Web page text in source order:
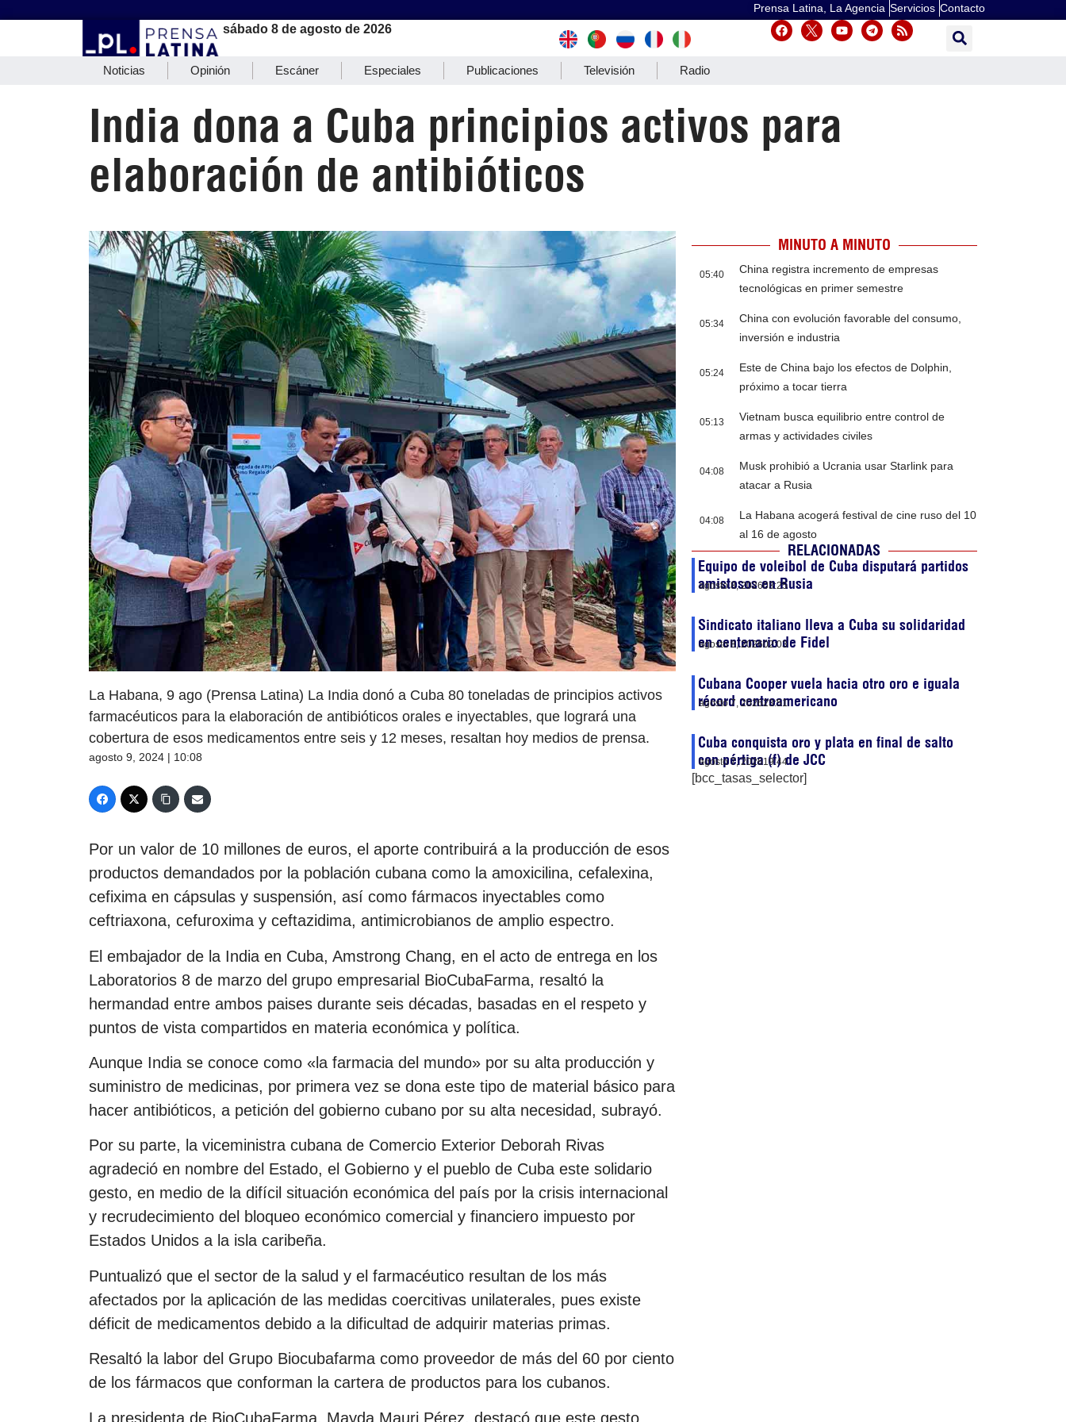
Prensa Latina, La Agencia Servicios Contacto
sábado 8 de agosto de 2026
Noticias Opinión Escáner Especiales Publicaciones Televisión Radio
India dona a Cuba principios activos para
elaboración de antibióticos
La Habana, 9 ago (Prensa Latina) La India donó a Cuba 80 toneladas de principios activos
farmacéuticos para la elaboración de antibióticos orales e inyectables, que logrará una
cobertura de esos medicamentos entre seis y 12 meses, resaltan hoy medios de prensa.
agosto 9, 2024 | 10:08
Por un valor de 10 millones de euros, el aporte contribuirá a la producción de esos
productos demandados por la población cubana como la amoxicilina, cefalexina,
cefixima en cápsulas y suspensión, así como fármacos inyectables como
ceftriaxona, cefuroxima y ceftazidima, antimicrobianos de amplio espectro.
El embajador de la India en Cuba, Amstrong Chang, en el acto de entrega en los
Laboratorios 8 de marzo del grupo empresarial BioCubaFarma, resaltó la
hermandad entre ambos paises durante seis décadas, basadas en el respeto y
puntos de vista compartidos en materia económica y política.
Aunque India se conoce como «la farmacia del mundo» por su alta producción y
suministro de medicinas, por primera vez se dona este tipo de material básico para
hacer antibióticos, a petición del gobierno cubano por su alta necesidad, subrayó.
Por su parte, la viceministra cubana de Comercio Exterior Deborah Rivas
agradeció en nombre del Estado, el Gobierno y el pueblo de Cuba este solidario
gesto, en medio de la difícil situación económica del país por la crisis internacional
y recrudecimiento del bloqueo económico comercial y financiero impuesto por
Estados Unidos a la isla caribeña.
Puntualizó que el sector de la salud y el farmacéutico resultan de los más
afectados por la aplicación de las medidas coercitivas unilaterales, pues existe
déficit de medicamentos debido a la dificultad de adquirir materias primas.
Resaltó la labor del Grupo Biocubafarma como proveedor de más del 60 por ciento
de los fármacos que conforman la cartera de productos para los cubanos.
La presidenta de BioCubaFarma, Mayda Mauri Pérez, destacó que este gesto
MINUTO A MINUTO
05:40
China registra incremento de empresas
tecnológicas en primer semestre
05:34
China con evolución favorable del consumo,
inversión e industria
05:24
Este de China bajo los efectos de Dolphin,
próximo a tocar tierra
05:13
Vietnam busca equilibrio entre control de
armas y actividades civiles
04:08
Musk prohibió a Ucrania usar Starlink para
atacar a Rusia
04:08
La Habana acogerá festival de cine ruso del 10
al 16 de agosto
RELACIONADAS
Equipo de voleibol de Cuba disputará partidos
amistosos en Rusia
agosto 8, 202603:25
Sindicato italiano lleva a Cuba su solidaridad
en centenario de Fidel
agosto 8, 202602:03
Cubana Cooper vuela hacia otro oro e iguala
récord centroamericano
agosto 7, 202623:51
Cuba conquista oro y plata en final de salto
con pértiga (f) de JCC
agosto 7, 202619:44
[bcc_tasas_selector]